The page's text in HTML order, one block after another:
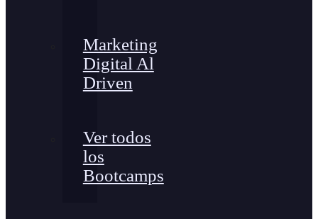
Marketing
Digital Al
Driven
Ver todos
los
Bootcamps